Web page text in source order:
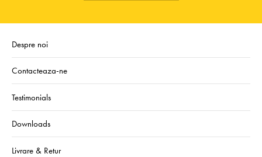
Despre noi
Contacteaza-ne
Testimonials
Downloads
Livrare & Retur